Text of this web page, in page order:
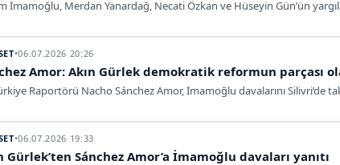
İmamoğlu, Merdan Yanardağ, Necati Özkan ve Hüseyin Gün’ün
•06.07.2026 20:26
Amor: Akın Gürlek demokratik reformun parçası
Raportörü Nacho Sánchez Amor, İmamoğlu davalarını Silivri’de
•06.07.2026 19:33
Gürlek’ten Sánchez Amor’a İmamoğlu davaları yanıtı